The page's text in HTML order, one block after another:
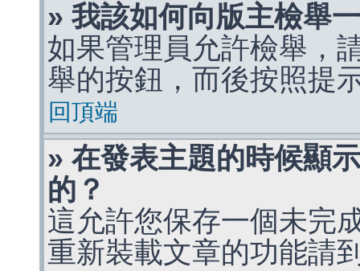
» 我該如何向版主檢舉
如果管理員允許檢舉，
舉的按鈕，而後按照提
回頂端
» 在發表主題的時候顯
的？
這允許您保存一個未完
重新裝載文章的功能請